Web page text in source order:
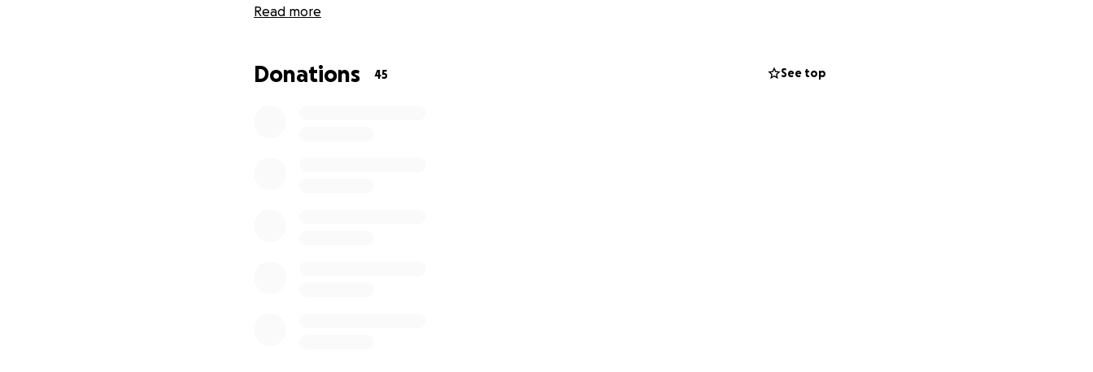
pensamiento crítico en un entorno profesional y multicultural.
impacto e innovación. Elegí Mecatrónica porque es una carrera versátil que me permite
Read more
Donations 45 See top